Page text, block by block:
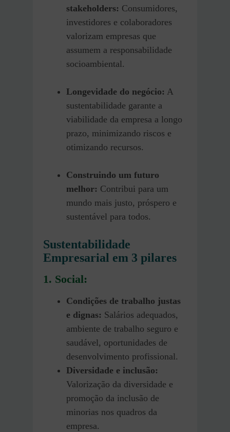
stakeholders: Consumidores,
investidores e colaboradores
valorizam empresas que
assumem a responsabilidade
socioambiental.
Longevidade do negócio: A
sustentabilidade garante a
viabilidade da empresa a longo
prazo, minimizando riscos e
otimizando recursos.
Construindo um futuro
melhor: Contribui para um
mundo mais justo, próspero e
sustentável para todos.
Sustentabilidade
Empresarial em 3 pilares
1. Social:
Condições de trabalho justas
e dignas: Salários adequados,
ambiente de trabalho seguro e
saudável, oportunidades de
desenvolvimento profissional.
Diversidade e inclusão:
Valorização da diversidade e
promoção da inclusão de
minorias nos quadros da
empresa.